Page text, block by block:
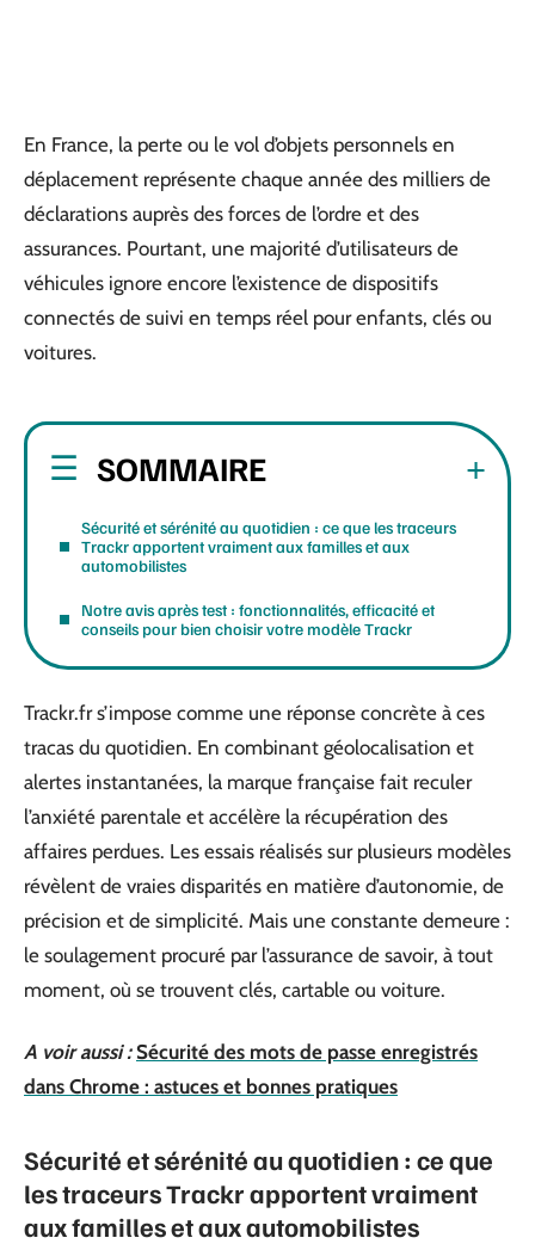
En France, la perte ou le vol d’objets personnels en
déplacement représente chaque année des milliers de
déclarations auprès des forces de l’ordre et des
assurances. Pourtant, une majorité d’utilisateurs de
véhicules ignore encore l’existence de dispositifs
connectés de suivi en temps réel pour enfants, clés ou
voitures.
SOMMAIRE
Sécurité et sérénité au quotidien : ce que les traceurs
Trackr apportent vraiment aux familles et aux
automobilistes
Notre avis après test : fonctionnalités, efficacité et
conseils pour bien choisir votre modèle Trackr
Trackr.fr s’impose comme une réponse concrète à ces
tracas du quotidien. En combinant géolocalisation et
alertes instantanées, la marque française fait reculer
l’anxiété parentale et accélère la récupération des
affaires perdues. Les essais réalisés sur plusieurs modèles
révèlent de vraies disparités en matière d’autonomie, de
précision et de simplicité. Mais une constante demeure :
le soulagement procuré par l’assurance de savoir, à tout
moment, où se trouvent clés, cartable ou voiture.
A voir aussi : Sécurité des mots de passe enregistrés
dans Chrome : astuces et bonnes pratiques
Sécurité et sérénité au quotidien : ce que
les traceurs Trackr apportent vraiment
aux familles et aux automobilistes